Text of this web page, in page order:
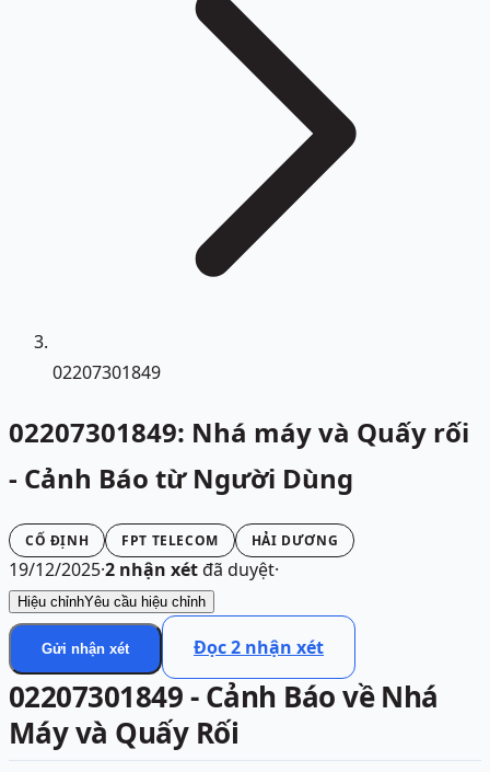
02207301849
02207301849: Nhá máy và Quấy rối
- Cảnh Báo từ Người Dùng
CỐ ĐỊNH FPT TELECOM HẢI DƯƠNG
19/12/2025·2 nhận xétđã duyệt·
Hiệu chỉnhYêu cầu hiệu chỉnh
Gửi nhận xét Đọc2 nhận xét
02207301849 - Cảnh Báo về Nhá
Máy và Quấy Rối